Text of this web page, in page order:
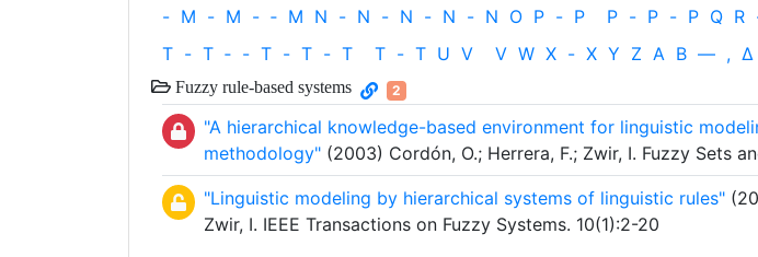
- M - M - ‐ M N - N - N - N - N O P - P P - P - P Q R
T - T ‐ - T - T - T T - T U V V W X - X Y Z Α Β — , Δ
Fuzzy rule-based systems 2
"A hierarchical knowledge-based environment for linguistic
methodology" (2003) Cordón, O.; Herrera, F.; Zwir, I. Fuzzy Sets
"Linguistic modeling by hierarchical systems of linguistic rules"
Zwir, I. IEEE Transactions on Fuzzy Systems. 10(1):2-20